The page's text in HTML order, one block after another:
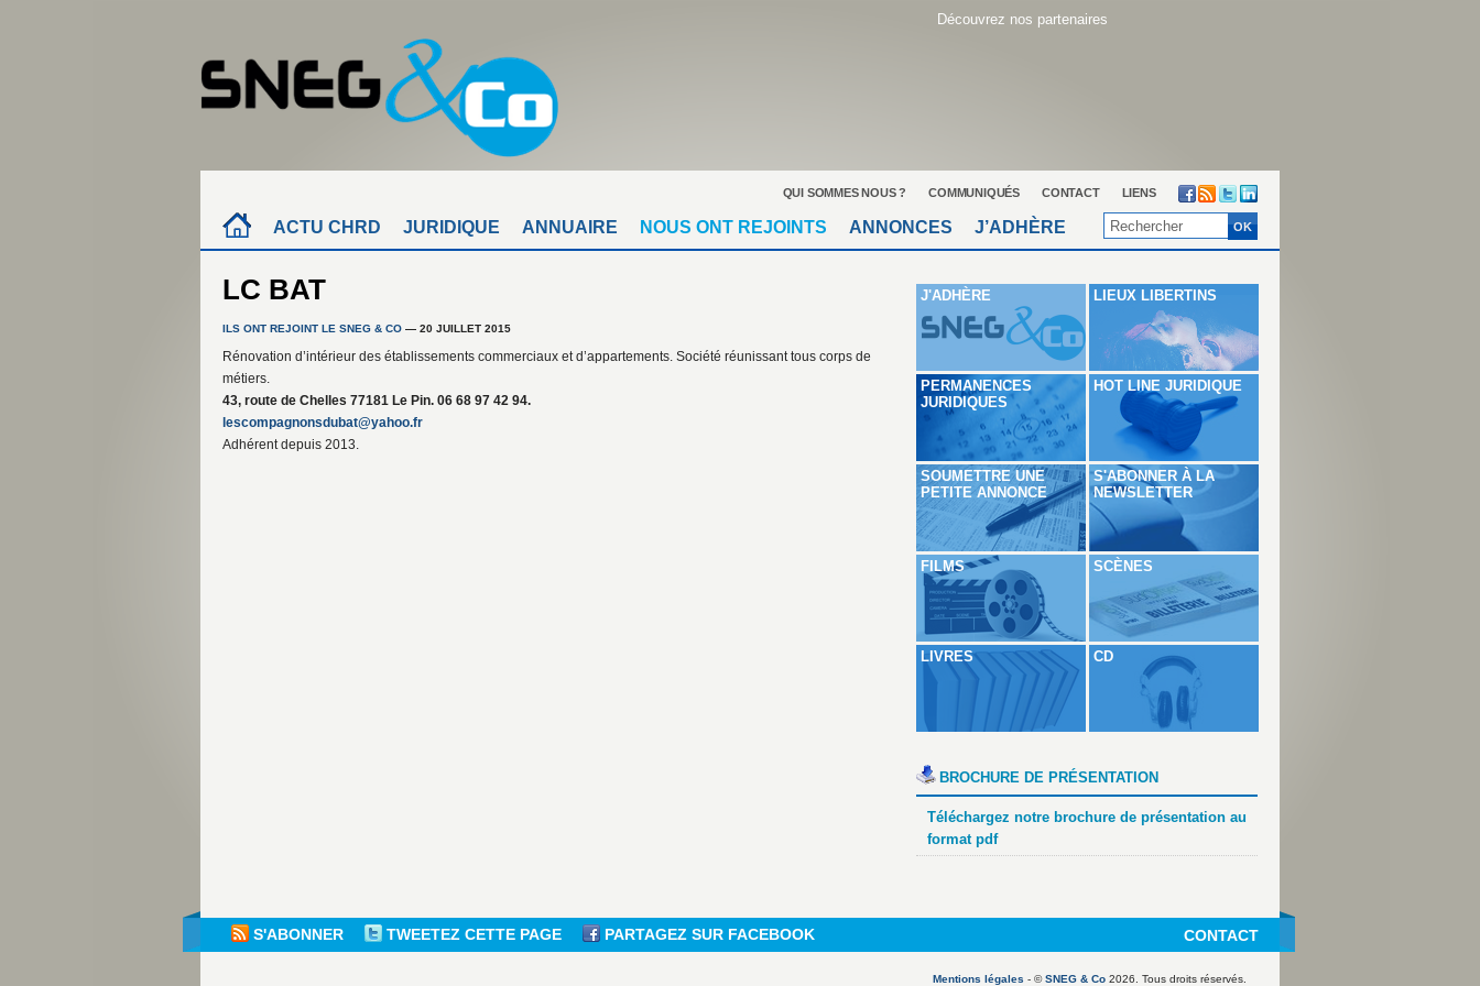
Découvrez nos partenaires
QUI SOMMES NOUS ? COMMUNIQUÉS CONTACT LIENS
ACTU CHRD JURIDIQUE ANNUAIRE NOUS ONT REJOINTS ANNONCES J’ADHÈRE
LC BAT
ILS ONT REJOINT LE SNEG & CO — 20 JUILLET 2015
Rénovation d’intérieur des établissements commerciaux et d’appartements. Société réunissant tous corps de
métiers.
43, route de Chelles 77181 Le Pin. 06 68 97 42 94.
lescompagnonsdubat@yahoo.fr
Adhérent depuis 2013.
J'ADHÈRE LIEUX LIBERTINS
PERMANENCES
JURIDIQUES
HOT LINE JURIDIQUE
SOUMETTRE UNE
PETITE ANNONCE
S'ABONNER À LA
NEWSLETTER
FILMS SCÈNES
LIVRES CD
BROCHURE DE PRÉSENTATION
Téléchargez notre brochure de présentation au
format pdf
S'ABONNER TWEETEZ CETTE PAGE PARTAGEZ SUR FACEBOOK CONTACT
Mentions légales - ©SNEG & Co 2026. Tous droits réservés.